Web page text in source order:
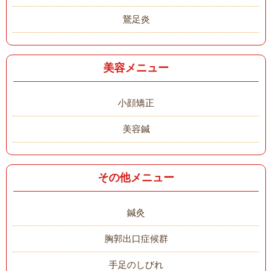
鵞足炎
美容メニュー
小顔矯正
美容鍼
その他メニュー
鍼灸
胸郭出口症候群
手足のしびれ